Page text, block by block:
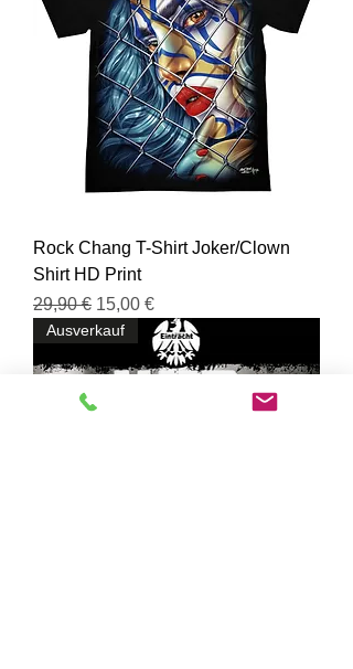
Rock Chang T-Shirt Joker/Clown
Shirt HD Print
Standardpreis
29,90 € Sale-Preis
15,00 €
Ausverkauf